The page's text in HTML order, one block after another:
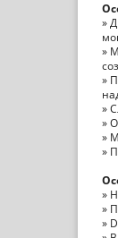
»
»
»
»
»
»
»
»
»
»